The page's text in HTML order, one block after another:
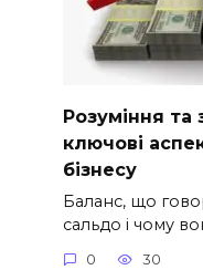
Розуміння та
ключові
бізнесу
Баланс, що
сальдо і чому
0 30